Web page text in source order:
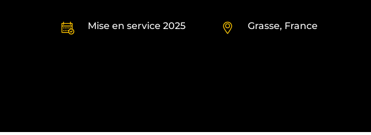
Mise en service 2025 Grasse, France